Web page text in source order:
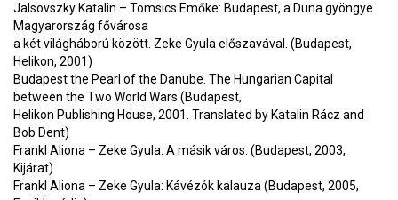
Jalsovszky Katalin – Tomsics Emőke: Budapest, a Duna gyöngye.
Magyarország fővárosa
a két világháború között. Zeke Gyula előszavával. (Budapest,
Helikon, 2001)
Budapest the Pearl of the Danube. The Hungarian Capital
between the Two World Wars (Budapest,
Helikon Publishing House, 2001. Translated by Katalin Rácz and
Bob Dent)
Frankl Aliona – Zeke Gyula: A másik város. (Budapest, 2003,
Kijárat)
Frankl Aliona – Zeke Gyula: Kávézók kalauza (Budapest, 2005,